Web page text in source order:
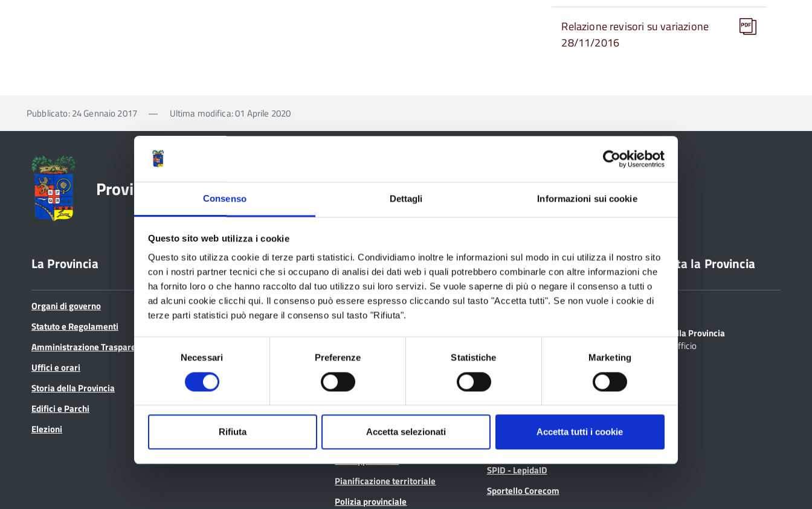
Consenso Dettagli Informazioni sui cookie
Questo sito web utilizza i cookie
Questo sito utilizza cookie di terze parti statistici. Condividiamo inoltre le informazioni sul modo in cui utilizza il nostro sito
con i nostri partner tecnici che si occupano di analisi dei dati web i quali potrebbero combinarle con altre informazioni che
ha fornito loro o che hanno raccolto dal tuo utilizzo sui loro servizi. Se vuole saperne di più o negare il consenso a tutti o
ad alcuni cookie clicchi qui. Il consenso può essere espresso cliccando sul tasto "Accetta tutti". Se non vuole i cookie di
terze parti statistici può negare il consenso sul tasto "Rifiuta".
Selezione
Necessari Preferenze Statistiche Marketing
Rifiuta Accetta selezionati Accetta tutti i cookie
Relazione revisori su variazione
28/11/2016
Pubblicato: 24 Gennaio 2017 — Ultima modifica: 01 Aprile 2020
Provincia di Reggio Emilia
La Provincia
Organi di governo
Statuto e Regolamenti
Amministrazione Trasparente
Uffici e orari
Storia della Provincia
Edifici e Parchi
Elezioni
Bandi e avvisi
Bandi di gara
Aree tematiche
Archivio
Sanitaria (CTSS)
Infrastrutture, mobilità e trasporti
Noi Contro le Mafie
Osservatori e statistiche
Pari opportunità
Pianificazione territoriale
Polizia provinciale
Servizi online
Albo fornitori
Geoportale cartografico
Lavoro per te
Pagamenti
SPID - LepidaID
Sportello Corecom
Contatta la Provincia
Sedi
Scrivi alla Provincia
Cerca Ufficio